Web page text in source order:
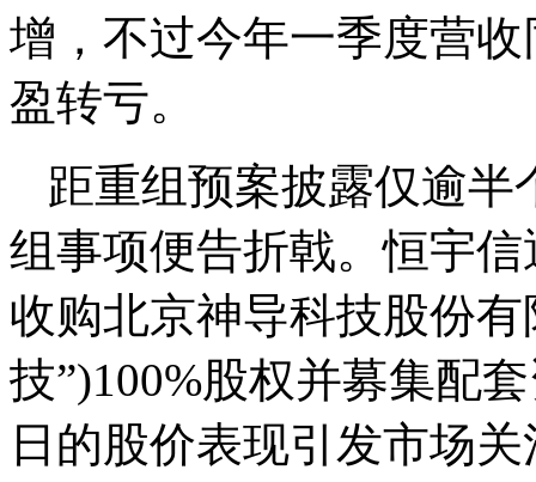
增，不过今年一季度营
盈转亏。
距重组预案披露仅逾
组事项便告折戟。恒宇
收购北京神导科技股份
技”)100%股权并募集配
日的股价表现引发市场